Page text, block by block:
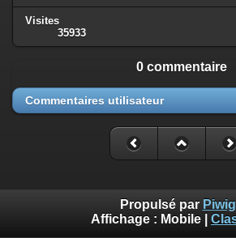
Visites
35933
0 commentaire
Commentaires utilisateur
Propulsé par
Affichage : Mobile